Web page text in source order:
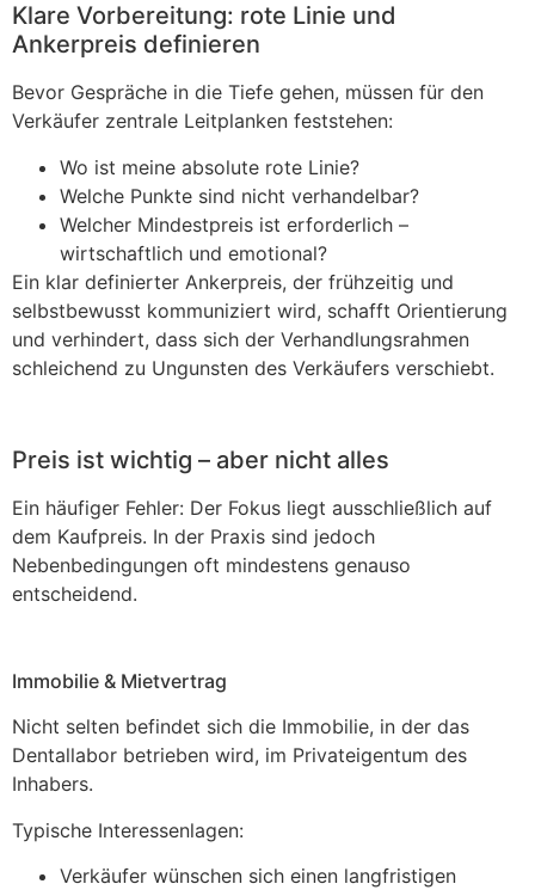
Klare Vorbereitung: rote Linie und
Ankerpreis definieren
Bevor Gespräche in die Tiefe gehen, müssen für den
Verkäufer zentrale Leitplanken feststehen:
Wo ist meine absolute rote Linie?
Welche Punkte sind nicht verhandelbar?
Welcher Mindestpreis ist erforderlich –
wirtschaftlich und emotional?
Ein klar definierter Ankerpreis, der frühzeitig und
selbstbewusst kommuniziert wird, schafft Orientierung
und verhindert, dass sich der Verhandlungsrahmen
schleichend zu Ungunsten des Verkäufers verschiebt.
Preis ist wichtig – aber nicht alles
Ein häufiger Fehler: Der Fokus liegt ausschließlich auf
dem Kaufpreis. In der Praxis sind jedoch
Nebenbedingungen oft mindestens genauso
entscheidend.
Immobilie & Mietvertrag
Nicht selten befindet sich die Immobilie, in der das
Dentallabor betrieben wird, im Privateigentum des
Inhabers.
Typische Interessenlagen:
Verkäufer wünschen sich einen langfristigen